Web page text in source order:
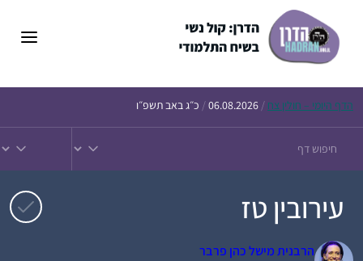
הדף היומי – חולין צח /
06.08.2026
/ כ״ג באב תשפ״ו
עירובין טז
הרבנית מישל כהן פרבר